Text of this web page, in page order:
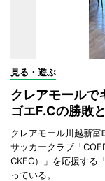
見る・遊ぶ
クレアモール
ゴエF.Cの勝敗
クレアモール川越新
サッカークラブ「
CKFC）」を応援する
っている。